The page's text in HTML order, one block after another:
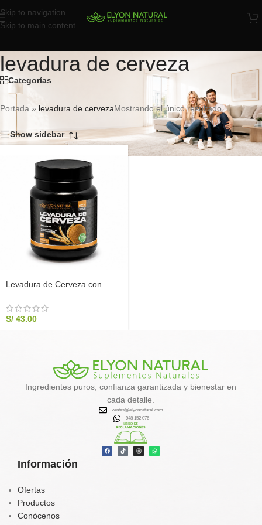
Skip to navigation
Skip to main content
levadura de cerveza
Categorías
Portada » levadura de cervezaMostrando el único resultado
Show sidebar
Levadura de Cerveza con
Elyon Natural
S/ 43.00
Información
Ofertas
Productos
Conócenos
Ingredientes puros, confianza garantizada y bienestar en
cada detalle.
ventas@elyonnatural.com
948 152 076